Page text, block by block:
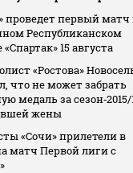
проведет первый матч
Республиканском
15 августа
«Ростова»
что не может забрать
медаль за сезон‑2015/
жены
«Сочи» прилетели в
матч Первой лиги с